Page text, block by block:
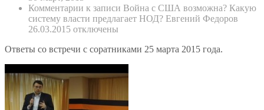
Комментарии к записи Война с США возможна? Какую
систему власти предлагает НОД? Евгений Федоров
26.03.2015 отключены
Ответы со встречи с соратниками 25 марта 2015 года.